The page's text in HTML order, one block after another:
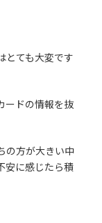
とても大変です
ードの情報を抜
の方が大きい中
安に感じたら積